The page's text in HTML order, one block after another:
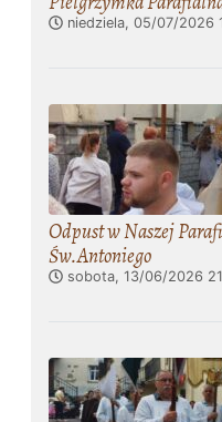
niedziela, 05/07/2026
Odpust w Naszej
Św.Antoniego
sobota, 13/06/2026